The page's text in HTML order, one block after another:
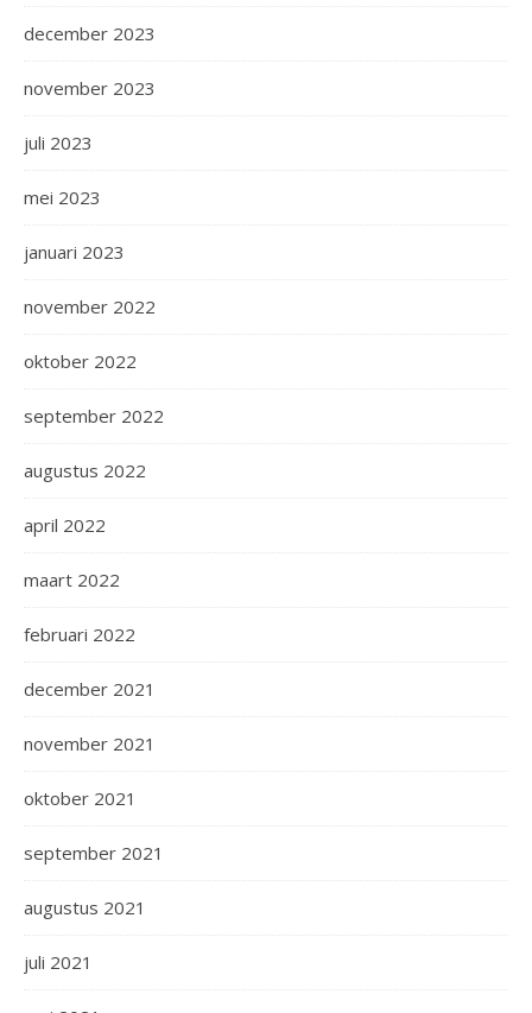
december 2023
november 2023
juli 2023
mei 2023
januari 2023
november 2022
oktober 2022
september 2022
augustus 2022
april 2022
maart 2022
februari 2022
december 2021
november 2021
oktober 2021
september 2021
augustus 2021
juli 2021